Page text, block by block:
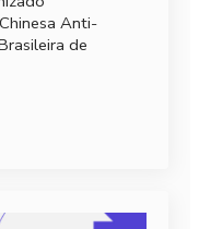
Anti-
de